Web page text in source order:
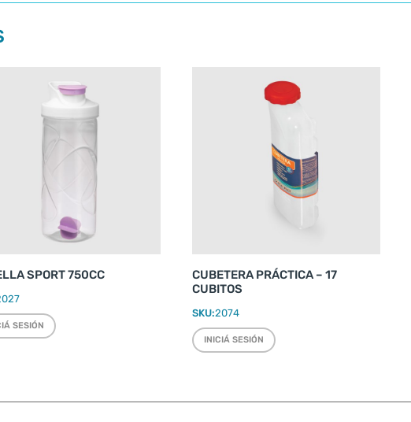
SPORT 750CC
SESIÓN
CUBETERA PRÁCTICA – 17
CUBITOS
SKU:2074
INICIÁ SESIÓN